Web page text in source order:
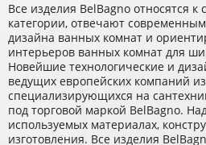
Все изделия BelBagno относятся к
категории, отвечают
дизайна ванных комнат и
интерьеров ванных комнат для
Новейшие технологические и
ведущих европейских компаний
специализирующихся на
под торговой маркой BelBagno.
используемых материалах,
изготовления. Все изделия